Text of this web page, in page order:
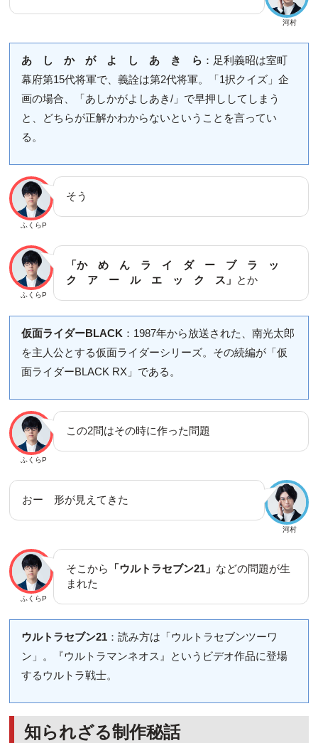
河村
あ し か が よ し あ き ら ：足利義昭は室町
幕府第15代将軍で、義詮は第2代将軍。「1択クイズ」企
画の場合、「あしかがよしあき/」で早押ししてしまう
と、どちらが正解かわからないということを言ってい
る。
ふくらP
そう
ふくらP
「か め ん ラ イ ダ ー ブ ラ ッ
ク ア ー ル エ ッ ク ス」 とか
仮面ライダーBLACK ：1987年から放送された、南光太郎
を主人公とする仮面ライダーシリーズ。その続編が「仮
面ライダーBLACK RX」である。
ふくらP
この2問はその時に作った問題
河村
おー 形が見えてきた
ふくらP
そこから 「ウルトラセブン21」 などの問題が生
まれた
ウルトラセブン21：読み方は「ウルトラセブンツーワ
ン」。『ウルトラマンネオス』というビデオ作品に登場
するウルトラ戦士。
知られざる制作秘話